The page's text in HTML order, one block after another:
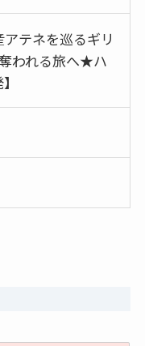
テネを巡るギリ
われる旅へ★ハ